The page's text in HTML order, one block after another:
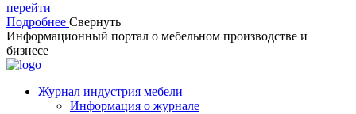
перейти
Подробнее Свернуть
Информационный портал о мебельном производстве и
бизнесе
Журнал индустрия мебели
Информация о журнале